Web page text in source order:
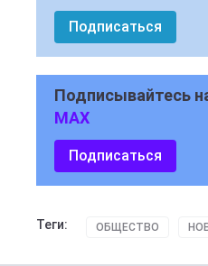
Подписаться
Подписывайтесь
MAX
Подписаться
Теги: ОБЩЕСТВО